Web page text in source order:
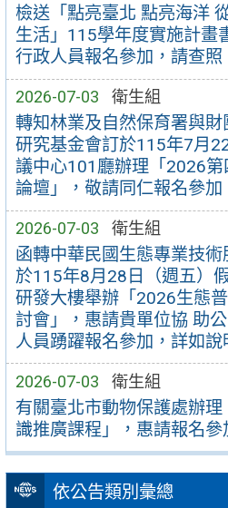
檢送「點亮臺北 點亮海洋
生活」115學年度實施計畫
行政人員報名參加，請查照
2026-07-03 衛生組
轉知林業及自然保育署與
研究基金會訂於115年7月
議中心101廳辦理「2026
論壇」，敬請同仁報名參加
2026-07-03 衛生組
函轉中華民國生態專業技
於115年8月28日（週五）
研發大樓舉辦「2026生態
討會」，惠請貴單位協 助
人員踴躍報名參加，詳如說
2026-07-03 衛生組
有關臺北市動物保護處辦
識推廣課程」，惠請報名
依公告類別彙總